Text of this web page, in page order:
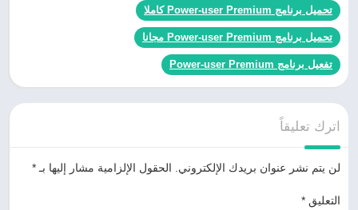
تحميل برنامج Power-user Premium كاملا
تحميل برنامج Power-user Premium مجانا
تفعيل برنامج Power-user Premium
اترك تعليقاً
لن يتم نشر عنوان بريدك الإلكتروني. الحقول الإلزامية مشار إليها بـ *
التعليق *